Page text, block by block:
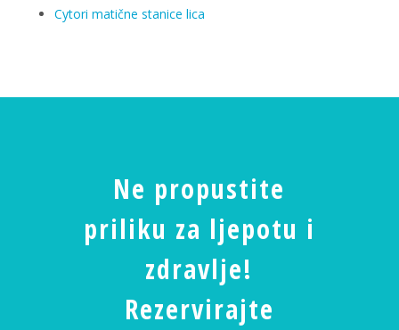
Cytori matične stanice lica
Ne propustite
priliku za ljepotu i
zdravlje!
Rezervirajte